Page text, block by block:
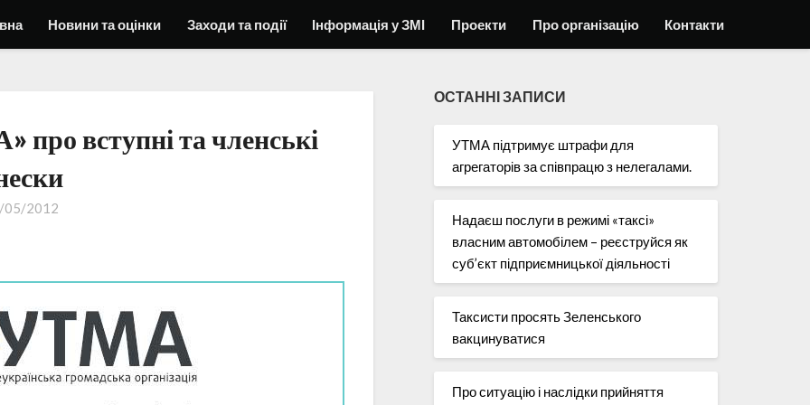
Новини та оцінки Заходи та події Інформація у ЗМІ Проекти Про організацію Контакти
вступні та членські
05/2012
ОСТАННІ ЗАПИСИ
УТМА підтримує штрафи для
агрегаторів за співпрацю з нелегалами.
Надаєш послуги в режимі «таксі»
власним автомобілем – реєструйся як
суб’єкт підприємницької діяльності
Таксисти просять Зеленського
вакцинуватися
Про ситуацію і наслідки прийняття